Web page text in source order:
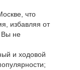
что
избавляя от
Вы не
и ходовой